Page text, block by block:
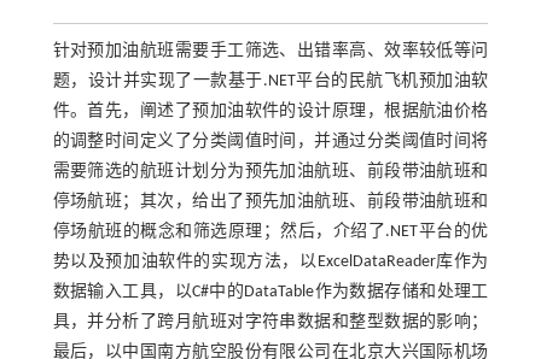
针对预加油航班需要手工筛选、出错率高、效率较低等问
题，设计并实现了一款基于.NET平台的民航飞机预加油软
件。首先，阐述了预加油软件的设计原理，根据航油价格
的调整时间定义了分类阈值时间，并通过分类阈值时间将
需要筛选的航班计划分为预先加油航班、前段带油航班和
停场航班；其次，给出了预先加油航班、前段带油航班和
停场航班的概念和筛选原理；然后，介绍了.NET平台的优
势以及预加油软件的实现方法，以ExcelDataReader库作为
数据输入工具，以C#中的DataTable作为数据存储和处理工
具，并分析了跨月航班对字符串数据和整型数据的影响；
最后，以中国南方航空股份有限公司在北京大兴国际机场